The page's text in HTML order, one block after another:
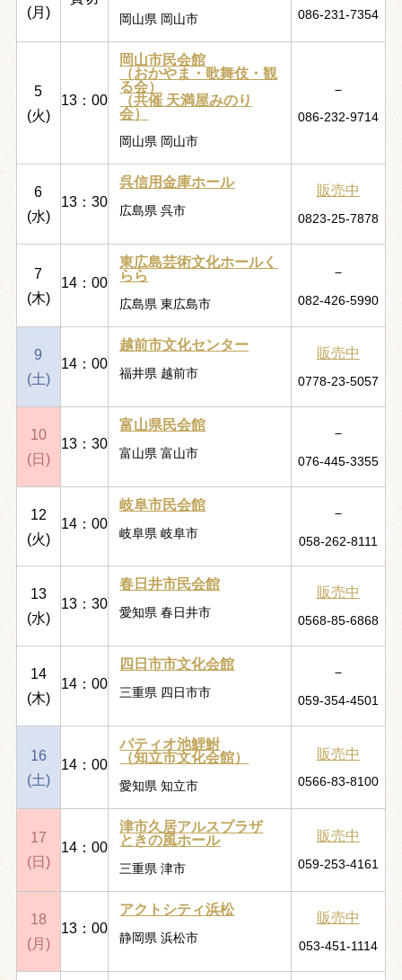
(月) 岡山県 岡山市 086-231-7354
5
(火)
13：00
岡山市民会館
（おかやま・歌舞伎・観
る会）
（共催 天満屋みのり
会）
岡山県 岡山市
－
086-232-9714
6
(水)
13：30
呉信用金庫ホール
広島県 呉市
販売中
0823-25-7878
7
(木)
14：00
東広島芸術文化ホールく
らら
広島県 東広島市
－
082-426-5990
9
(土)
14：00
越前市文化センター
福井県 越前市
販売中
0778-23-5057
10
(日)
13：30
富山県民会館
富山県 富山市
－
076-445-3355
12
(火)
14：00
岐阜市民会館
岐阜県 岐阜市
－
058-262-8111
13
(水)
13：30
春日井市民会館
愛知県 春日井市
販売中
0568-85-6868
14
(木)
14：00
四日市市文化会館
三重県 四日市市
－
059-354-4501
16
(土)
14：00
パティオ池鯉鮒
（知立市文化会館）
愛知県 知立市
販売中
0566-83-8100
17
(日)
14：00
津市久居アルスプラザ
ときの風ホール
三重県 津市
販売中
059-253-4161
18
(月)
13：00
アクトシティ浜松
静岡県 浜松市
販売中
053-451-1114